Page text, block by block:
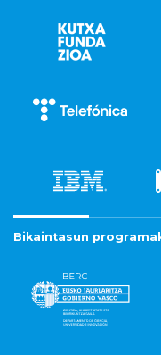
Bikaintasun